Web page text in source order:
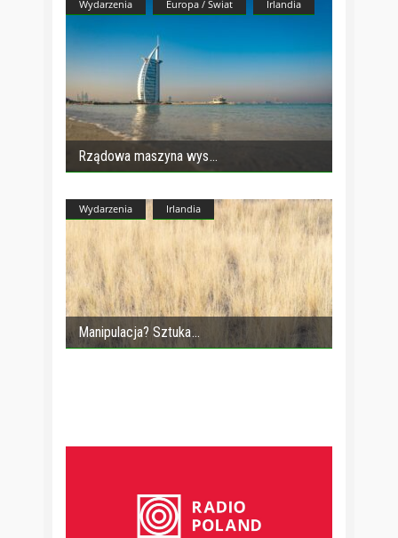
Wydarzenia Europa / Świat Irlandia
Rządowa maszyna wys
Wydarzenia Irlandia
Manipulacja? Sztuka